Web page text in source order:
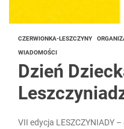
CZERWIONKA-LESZCZYNY
WIADOMOŚCI
Dzień
VII edycja LESZCZYNIADY